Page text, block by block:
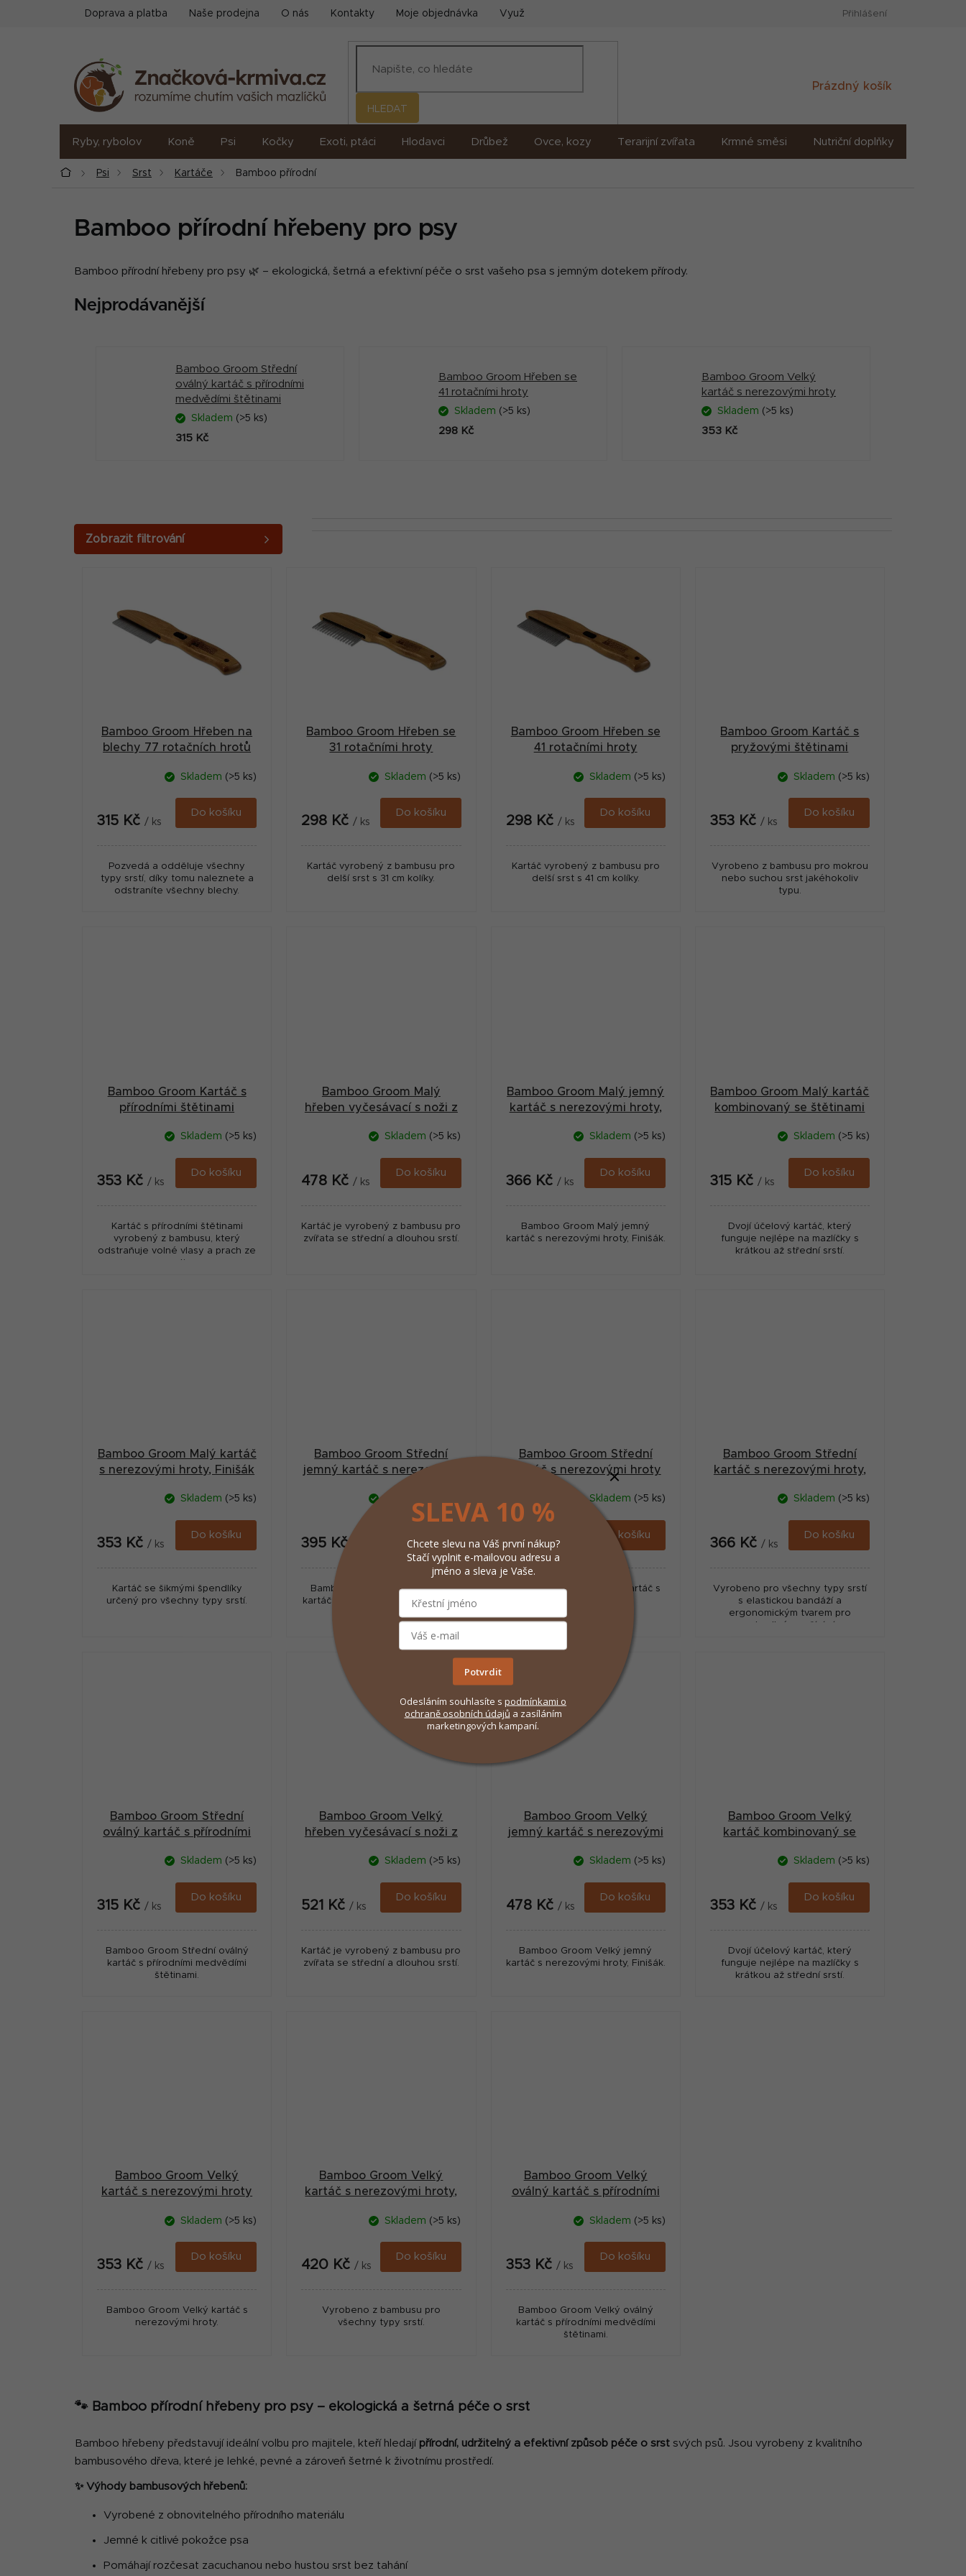
Doprava a platba Naše prodejna O nás Kontakty Moje objednávka Využití umělé inteligence (AI) Přihlášení
HLEDAT
Nákupní
Prázdný košík
Ryby, rybolov Koně Psi Kočky Exoti, ptáci Hlodavci Drůbež Ovce, kozy Terarijní zvířata Krmné směsi Nutriční doplňky
DomůPsi Srst Kartáče Bamboo přírodní
Bamboo přírodní hřebeny pro psy
Bamboo přírodní hřebeny pro psy 🌿 – ekologická, šetrná a efektivní péče o srst vašeho psa s jemným dotekem přírody.
Nejprodávanější
Bamboo Groom Střední
oválný kartáč s přírodními
medvědími štětinami
Skladem (>5 ks)
315 Kč
Bamboo Groom Hřeben se
41 rotačními hroty
Skladem (>5 ks)
298 Kč
Bamboo Groom Velký
kartáč s nerezovými hroty
Skladem (>5 ks)
353 Kč
o
Bamboo Groom Hřeben na
blechy 77 rotačních hrotů
Skladem (>5 ks)
315 Kč / ks
Do košíku
Pozvedá a odděluje všechny
typy srstí, díky tomu naleznete a
odstraníte všechny blechy.
Bamboo Groom Hřeben se
31 rotačními hroty
Skladem (>5 ks)
298 Kč/ ks
Do košíku
Kartáč vyrobený z bambusu pro
delší srst s 31 cm kolíky.
Bamboo Groom Hřeben se
41 rotačními hroty
Skladem (>5 ks)
298 Kč / ks
Do košíku
Kartáč vyrobený z bambusu pro
delší srst s 41 cm kolíky.
Bamboo Groom Kartáč s
pryžovými štětinami
Skladem (>5 ks)
353 Kč / ks
Do košíku
Vyrobeno z bambusu pro mokrou
nebo suchou srst jakéhokoliv
typu.
Bamboo Groom Kartáč s
přírodními štětinami
Skladem (>5 ks)
353 Kč / ks
Do košíku
Kartáč s přírodními štětinami
vyrobený z bambusu, který
odstraňuje volné vlasy a prach ze
srsti.
Bamboo Groom Malý
hřeben vyčesávací s noži z
Skladem (>5 ks)
478 Kč / ks
Do košíku
Kartáč je vyrobený z bambusu pro
zvířata se střední a dlouhou srstí.
Bamboo Groom Malý jemný
kartáč s nerezovými hroty,
Skladem (>5 ks)
366 Kč / ks
Do košíku
Bamboo Groom Malý jemný
kartáč s nerezovými hroty, Finišák.
Bamboo Groom Malý kartáč
kombinovaný se štětinami
Skladem (>5 ks)
315 Kč / ks
Do košíku
Dvojí účelový kartáč, který
funguje nejlépe na mazlíčky s
krátkou až střední srstí.
Bamboo Groom Malý kartáč
s nerezovými hroty, Finišák
Skladem (>5 ks)
353 Kč / ks
Do košíku
Kartáč se šikmými špendlíky
určený pro všechny typy srstí.
Bamboo Groom Střední
jemný kartáč s nerezovými
hroty, Finišák
395 Kč
Bamboo Groom Střední jemný
kartáč s nerezovými hroty, Finišák
Bamboo Groom Střední
kartáč s nerezovými hroty
Skladem (>5 ks)
315 Kč/ ks
Do košíku
Bamboo Groom Střední kartáč s
Bamboo Groom Střední
kartáč s nerezovými hroty,
Skladem (>5 ks)
366 Kč / ks
Do košíku
Vyrobeno pro všechny typy srstí
s elastickou bandáží a
ergonomickým tvarem pro
pohodlné používání.
Bamboo Groom Střední
oválný kartáč s přírodními
Skladem (>5 ks)
315 Kč / ks
Do košíku
Bamboo Groom Střední oválný
kartáč s přírodními medvědími
štětinami.
Bamboo Groom Velký
hřeben vyčesávací s noži z
Skladem (>5 ks)
521 Kč / ks
Do košíku
Kartáč je vyrobený z bambusu pro
zvířata se střední a dlouhou srstí.
Bamboo Groom Velký
jemný kartáč s nerezovými
Skladem (>5 ks)
478 Kč / ks
Do košíku
Bamboo Groom Velký jemný
kartáč s nerezovými hroty, Finišák.
Bamboo Groom Velký
kartáč kombinovaný se
hrotySkladem (>5 ks)
353 Kč / ks
Do košíku
Dvojí účelový kartáč, který
funguje nejlépe na mazlíčky s
krátkou až střední srstí.
Bamboo Groom Velký
kartáč s nerezovými hroty
Skladem (>5 ks)
353 Kč / ks
Do košíku
Bamboo Groom Velký kartáč s
nerezovými hroty.
Bamboo Groom Velký
kartáč s nerezovými hroty,
Skladem (>5 ks)
420 Kč/ ks
Do košíku
Vyrobeno z bambusu pro
všechny typy srstí.
Bamboo Groom Velký
oválný kartáč s přírodními
Skladem (>5 ks)
353 Kč / ks
Do košíku
Bamboo Groom Velký oválný
kartáč s přírodními medvědími
štětinami.
v
l
d
a
🐾 Bamboo přírodní hřebeny pro psy – ekologická a šetrná péče o srst
Bamboo hřebeny představují ideální volbu pro majitele, kteří hledají přírodní, udržitelný a efektivní způsob péče o srst svých psů. Jsou vyrobeny z kvalitního
bambusového dřeva, které je lehké, pevné a zároveň šetrné k životnímu prostředí.
✨ Výhody bambusových hřebenů:
Vyrobené z obnovitelného přírodního materiálu
Jemné k citlivé pokožce psa
Pomáhají rozčesat zacuchanou nebo hustou srst bez tahání
SLEVA 10 %
Chcete slevu na Váš první nákup?
Stačí vyplnit e-mailovou adresu a
jméno a sleva je Vaše.
Potvrdit
Odesláním souhlasíte s podmínkami o
ochraně osobních údajů a zasíláním
marketingových kampaní.